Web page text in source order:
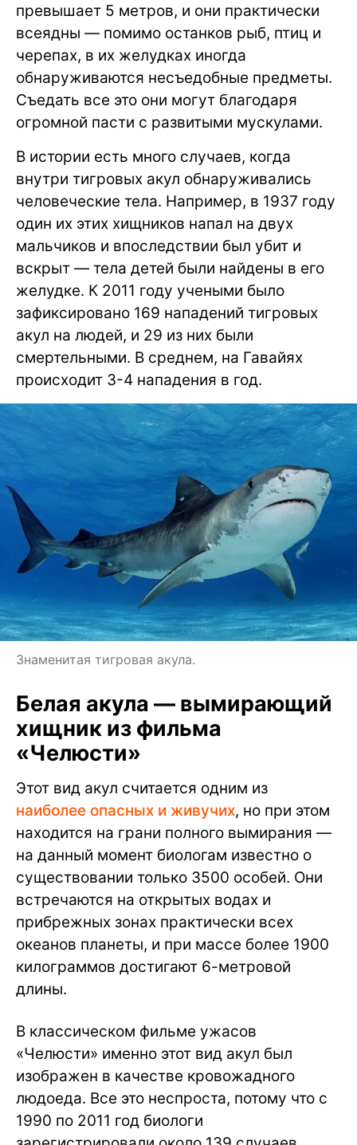
превышает 5 метров, и они практически
всеядны — помимо останков рыб, птиц и
черепах, в их желудках иногда
обнаруживаются несъедобные предметы.
Съедать все это они могут благодаря
огромной пасти с развитыми мускулами.
В истории есть много случаев, когда
внутри тигровых акул обнаруживались
человеческие тела. Например, в 1937 году
один их этих хищников напал на двух
мальчиков и впоследствии был убит и
вскрыт — тела детей были найдены в его
желудке. К 2011 году учеными было
зафиксировано 169 нападений тигровых
акул на людей, и 29 из них были
смертельными. В среднем, на Гавайях
происходит 3-4 нападения в год.
Знаменитая тигровая акула.
Белая акула — вымирающий
хищник из фильма
«Челюсти»
Этот вид акул считается одним из
наиболее опасных и живучих, но при этом
находится на грани полного вымирания —
на данный момент биологам известно о
существовании только 3500 особей. Они
встречаются на открытых водах и
прибрежных зонах практически всех
океанов планеты, и при массе более 1900
килограммов достигают 6-метровой
длины.
В классическом фильме ужасов
«Челюсти» именно этот вид акул был
изображен в качестве кровожадного
людоеда. Все это неспроста, потому что с
1990 по 2011 год биологи